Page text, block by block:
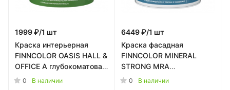
1999 ₽/1 шт
Краска интерьерная
FINNCOLOR OASIS HALL &
OFFICE A глубокоматовая
2,7л Tikkurila RU -
0 В наличии
6449 ₽/1 шт
Краска фасадная
FINNCOLOR MINERAL
STRONG MRA
глубокоматовая 9л
0 В наличии